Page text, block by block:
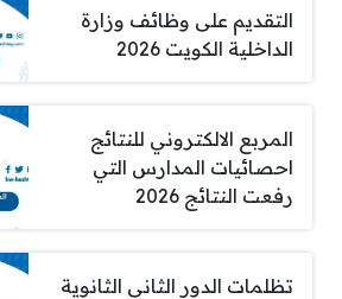
التقديم على وظائف وزارة
الداخلية الكويت 2026
المربع الالكتروني للنتائج
احصائيات المدارس التي
رفعت النتائج 2026
تظلمات الدور الثاني الثانوية